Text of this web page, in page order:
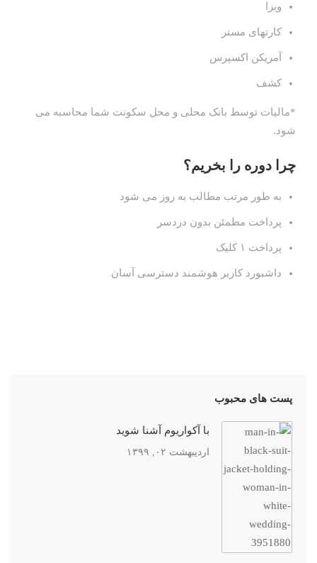
پست های محبوب
با آکواریوم آشنا شوید
اردیبهشت ۰۲, ۱۳۹۹
ویزا
کارتهای مستر
آمریکن اکسپرس
کشف
*مالیات توسط بانک محلی و محل سکونت شما محاسبه می
شود.
چرا دوره را بخریم؟
به طور مرتب مطالب به روز می شود
پرداخت مطمئن بدون دردسر
پرداخت ۱ کلیک
داشبورد کاربر هوشمند دسترسی آسان